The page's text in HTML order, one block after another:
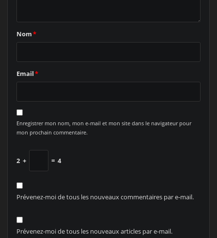
Nom*
Email*
Enregistrer mon nom, mon e-mail et mon site dans le navigateur pour
mon prochain commentaire.
2 + = 4
Prévenez-moi de tous les nouveaux commentaires par e-mail.
Prévenez-moi de tous les nouveaux articles par e-mail.